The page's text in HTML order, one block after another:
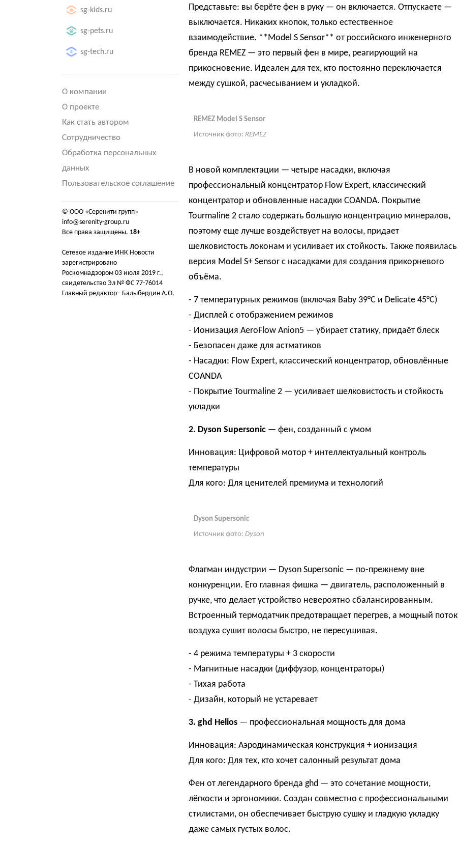
sg-kids.ru
sg-pets.ru
sg-tech.ru
О компании
О проекте
Как стать автором
Сотрудничество
Обработка персональных
данных
Пользовательское соглашение
© ООО «Серенити групп»
info@serenity-group.ru
Все права защищены. 18+
Сетевое издание ИНК Новости
зарегистрировано
Роскомнадзором 03 июля 2019 г.,
свидетельство Эл № ФС 77-76014
Главный редактор - Балыбердин А.О.
Представьте: вы берёте фен в руку — он включается. Отпускаете —
выключается. Никаких кнопок, только естественное
взаимодействие. **Model S Sensor** от российского инженерного
бренда REMEZ — это первый фен в мире, реагирующий на
прикосновение. Идеален для тех, кто постоянно переключается
между сушкой, расчесыванием и укладкой.
REMEZ Model S Sensor
Источник фото: REMEZ
В новой комплектации — четыре насадки, включая
профессиональный концентратор Flow Expert, классический
концентратор и обновленные насадки COANDA. Покрытие
Tourmaline 2 стало содержать большую концентрацию минералов,
поэтому еще лучше воздействует на волосы, придает
шелковистость локонам и усиливает их стойкость. Также появилась
версия Model S+ Sensor с насадками для создания прикорневого
объёма.
- 7 температурных режимов (включая Baby 39°C и Delicate 45°C)
- Дисплей с отображением режимов
- Ионизация AeroFlow Anion5 — убирает статику, придаёт блеск
- Безопасен даже для астматиков
- Насадки: Flow Expert, классический концентратор, обновлённые
COANDA
- Покрытие Tourmaline 2 — усиливает шелковистость и стойкость
укладки
2. Dyson Supersonic — фен, созданный с умом
Инновация: Цифровой мотор + интеллектуальный контроль
температуры
Для кого: Для ценителей премиума и технологий
Dyson Supersonic
Источник фото: Dyson
Флагман индустрии — Dyson Supersonic — по-прежнему вне
конкуренции. Его главная фишка — двигатель, расположенный в
ручке, что делает устройство невероятно сбалансированным.
Встроенный термодатчик предотвращает перегрев, а мощный поток
воздуха сушит волосы быстро, не пересушивая.
- 4 режима температуры + 3 скорости
- Магнитные насадки (диффузор, концентраторы)
- Тихая работа
- Дизайн, который не устаревает
3. ghd Helios — профессиональная мощность для дома
Инновация: Аэродинамическая конструкция + ионизация
Для кого: Для тех, кто хочет салонный результат дома
Фен от легендарного бренда ghd — это сочетание мощности,
лёгкости и эргономики. Создан совместно с профессиональными
стилистами, он обеспечивает быструю сушку и гладкую укладку
даже самых густых волос.